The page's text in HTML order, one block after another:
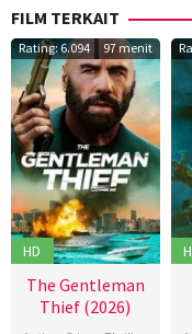
FILM TERKAIT
Rating: 6.094 97 menit
HD
The Gentleman
Thief (2026)